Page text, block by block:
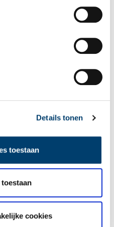
Details tonen
toestaan
cookies